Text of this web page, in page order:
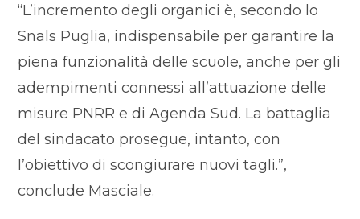
“L’incremento degli organici è, secondo lo
Snals Puglia, indispensabile per garantire la
piena funzionalità delle scuole, anche per gli
adempimenti connessi all’attuazione delle
misure PNRR e di Agenda Sud. La battaglia
del sindacato prosegue, intanto, con
l’obiettivo di scongiurare nuovi tagli.”,
conclude Masciale.